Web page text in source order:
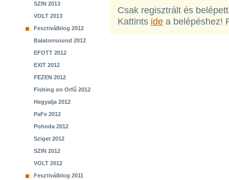
SZIN 2013
VOLT 2013
Fesztiválblog 2012
Balatonsound 2012
EFOTT 2012
EXIT 2012
FEZEN 2012
Fishing on Orfű 2012
Hegyalja 2012
PaFe 2012
Pohoda 2012
Sziget 2012
SZIN 2012
VOLT 2012
Fesztiválblog 2011
Csak regisztrált és
Kattints ide a belépéshez!